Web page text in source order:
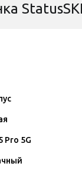
Pro 5G